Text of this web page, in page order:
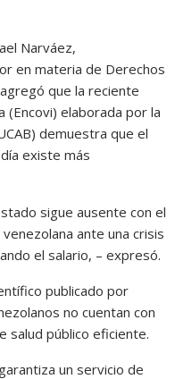
Narváez,
en materia de Derechos
que la reciente
(Encovi) elaborada por la
demuestra que el
existe más
sigue ausente con el
ante una crisis
el salario, – expresó.
publicado por
no cuentan con
salud público eficiente.
un servicio de